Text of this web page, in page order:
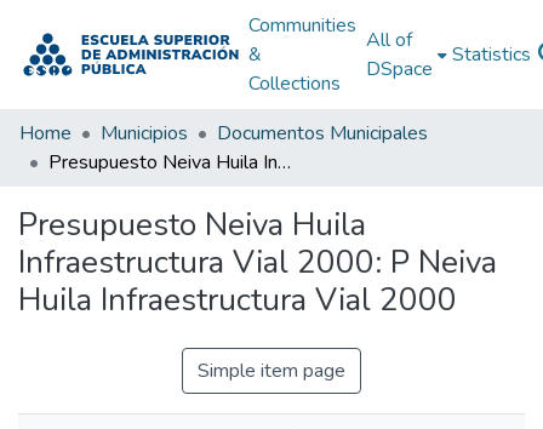
Communities
&
Collections
All of
DSpace
Statistics
Home Municipios
Documentos Municipales
Presupuesto Neiva Huila Infraestructura Vial 2000: P Neiva Huila Infraestructura Vial 2000
Presupuesto Neiva Huila
Infraestructura Vial 2000: P Neiva
Huila Infraestructura Vial 2000
Simple item page